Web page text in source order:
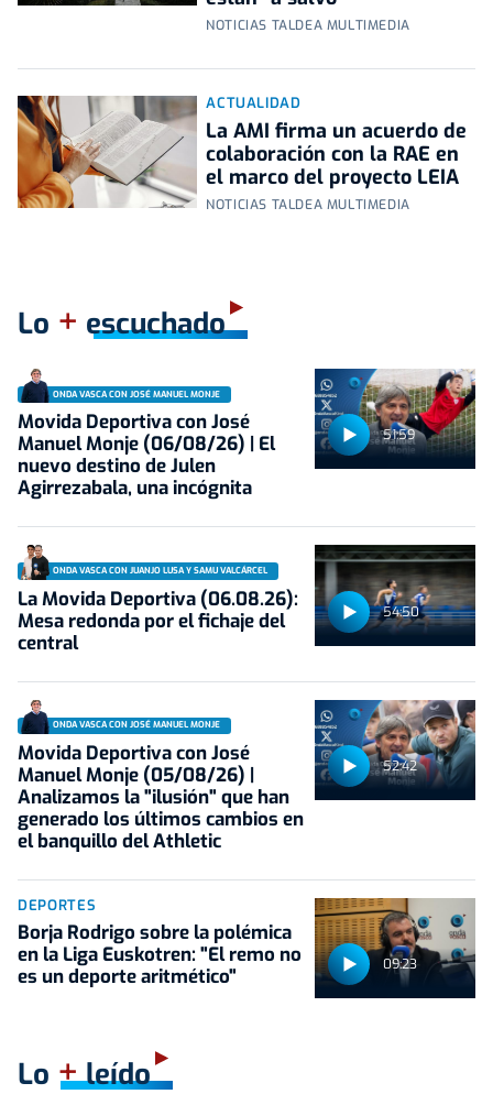
NOTICIAS TALDEA MULTIMEDIA
ACTUALIDAD
La AMI firma un acuerdo de
colaboración con la RAE en
el marco del proyecto LEIA
NOTICIAS TALDEA MULTIMEDIA
Lo + escuchado
51:59
ONDA VASCA CON JOSÉ MANUEL MONJE
Movida Deportiva con José
Manuel Monje (06/08/26) | El
nuevo destino de Julen
Agirrezabala, una incógnita
54:50
ONDA VASCA CON JUANJO LUSA Y SAMU VALCÁRCEL
La Movida Deportiva (06.08.26):
Mesa redonda por el fichaje del
central
52:42
ONDA VASCA CON JOSÉ MANUEL MONJE
Movida Deportiva con José
Manuel Monje (05/08/26) |
Analizamos la "ilusión" que han
generado los últimos cambios en
el banquillo del Athletic
09:23
DEPORTES
Borja Rodrigo sobre la polémica
en la Liga Euskotren: "El remo no
es un deporte aritmético"
Lo +leído